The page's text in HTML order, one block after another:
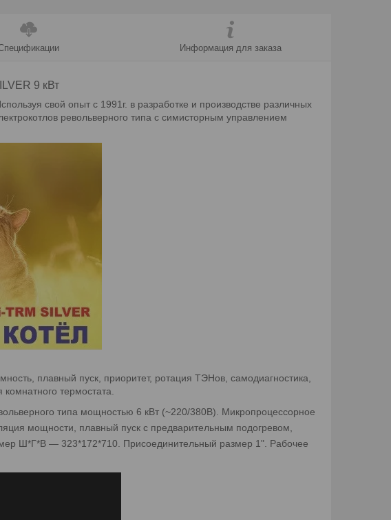
Информация для заказа
9 кВт
свой опыт с 1991г. в разработке и производстве различных
револьверного типа с симисторным управлением
плавный пуск, приоритет, ротация ТЭНов, самодиагностика,
термостата.
типа мощностью 6 кВт (~220/380В). Микропроцессорное
мощности, плавный пуск с предварительным подогревом,
Ш*Г*В — 323*172*710. Присоединительный размер 1". Рабочее